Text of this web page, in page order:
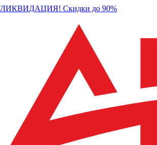
ЛИКВИДАЦИЯ! Скидки до 90%